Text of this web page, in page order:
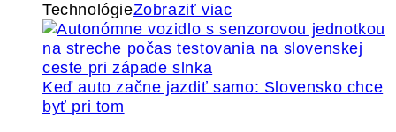
TechnológieZobraziť viac
Keď auto začne jazdiť samo: Slovensko chce
byť pri tom